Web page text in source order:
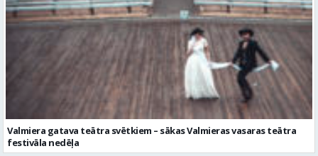
Valmiera gatava teātra svētkiem – sākas Valmieras vasaras teātra
festivāla nedēļa